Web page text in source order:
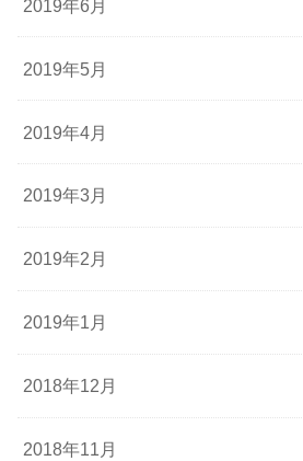
2019年6月
2019年5月
2019年4月
2019年3月
2019年2月
2019年1月
2018年12月
2018年11月